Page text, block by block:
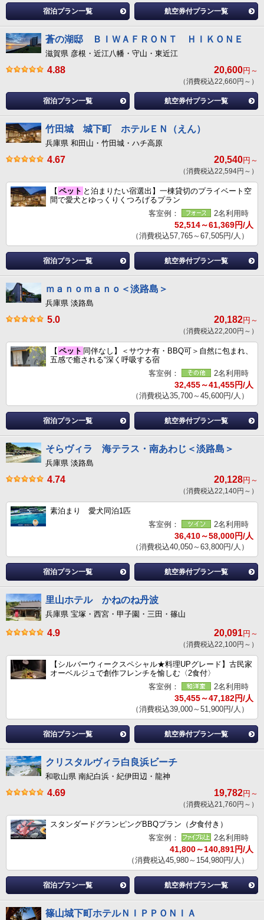
宿泊プラン一覧 航空券付プラン一覧
蒼の湖邸 ＢＩＷＡＦＲＯＮＴ ＨＩＫＯＮＥ
滋賀県 彦根・近江八幡・守山・東近江
4.88 20,600円～
（消費税込22,660円～）
宿泊プラン一覧 航空券付プラン一覧
竹田城 城下町 ホテルＥＮ（えん）
兵庫県 和田山・竹田城・ハチ高原
4.67 20,540円～
（消費税込22,594円～）
【 ペット と泊まりたい宿選出】一棟貸切のプライベート空
間で愛犬とゆっくりくつろげるプラン
客室例：
2名利用時
52,514～61,369円/人
（消費税込57,765～67,505円/人）
宿泊プラン一覧 航空券付プラン一覧
ｍａｎｏｍａｎｏ＜淡路島＞
兵庫県 淡路島
5.0 20,182円～
（消費税込22,200円～）
【 ペット 同伴なし】＜サウナ有・BBQ可＞自然に包まれ、
五感で癒される“深く呼吸する宿
客室例：
2名利用時
32,455～41,455円/人
（消費税込35,700～45,600円/人）
宿泊プラン一覧 航空券付プラン一覧
そらヴィラ 海テラス・南あわじ＜淡路島＞
兵庫県 淡路島
4.74 20,128円～
（消費税込22,140円～）
素泊まり 愛犬同泊1匹
客室例：
2名利用時
36,410～58,000円/人
（消費税込40,050～63,800円/人）
宿泊プラン一覧 航空券付プラン一覧
里山ホテル かねのね丹波
兵庫県 宝塚・西宮・甲子園・三田・篠山
4.9 20,091円～
（消費税込22,100円～）
【シルバーウィークスペシャル★料理UPグレード】古民家
オーベルジュで創作フレンチを愉しむ〈2食付〉
客室例：
2名利用時
35,455～47,182円/人
（消費税込39,000～51,900円/人）
宿泊プラン一覧 航空券付プラン一覧
クリスタルヴィラ白良浜ビーチ
和歌山県 南紀白浜・紀伊田辺・龍神
4.69 19,782円～
（消費税込21,760円～）
スタンダードグランピングBBQプラン（夕食付き）
客室例：
2名利用時
41,800～140,891円/人
（消費税込45,980～154,980円/人）
宿泊プラン一覧 航空券付プラン一覧
篠山城下町ホテルＮＩＰＰＯＮＩＡ